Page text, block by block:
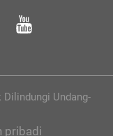
Undang-
pribadi